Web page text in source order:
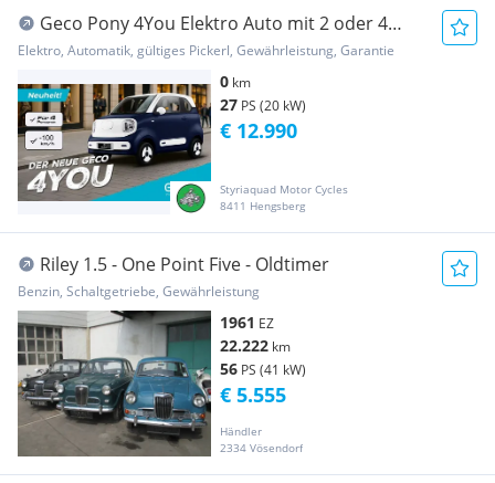
Geco Pony 4You Elektro Auto mit 2 oder 4
Sitzp...
Elektro, Automatik, gültiges Pickerl, Gewährleistung, Garantie
0 km
27 PS (20 kW)
Styriaquad Motor Cycles
8411 Hengsberg
€ 12.990
Riley 1.5 - One Point Five - Oldtimer
Benzin, Schaltgetriebe, Gewährleistung
1961 EZ
22.222 km
56 PS (41 kW)
Händler
2334 Vösendorf
€ 5.555